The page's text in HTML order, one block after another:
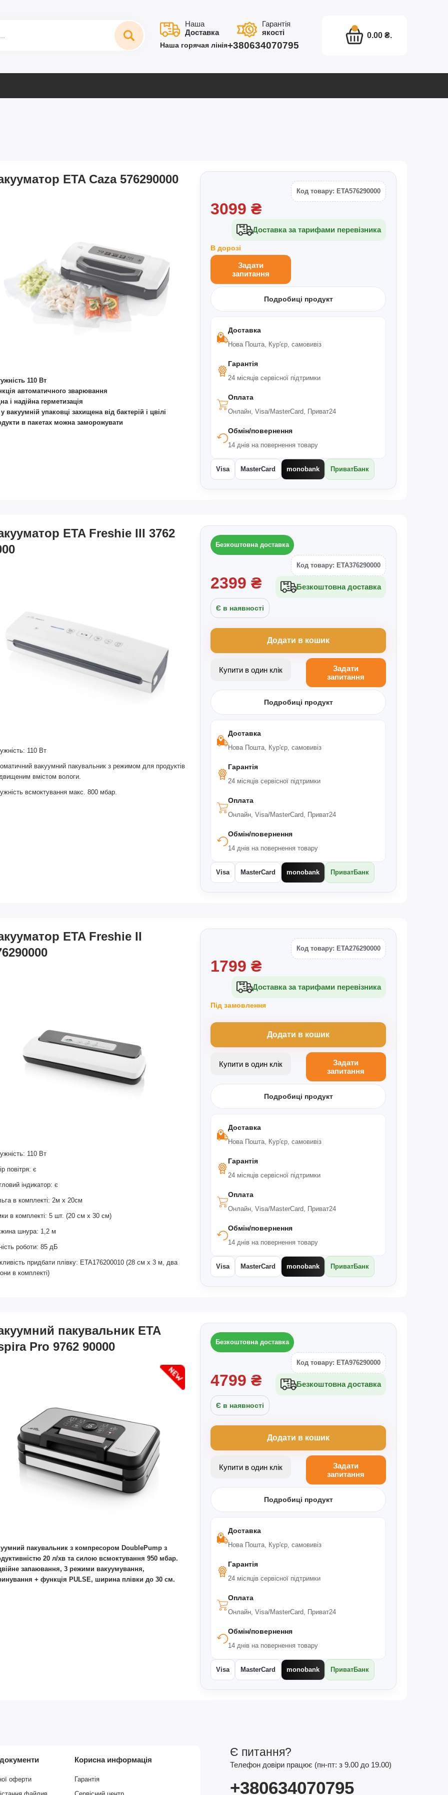
Наша
Доставка
Гарантія
якості
Наша горячая лінія+380634070795
0.00 ₴.
ETA Caza 576290000
110 Вт
автоматичного зварювання
і надійна герметизація
вакуумній упаковці захищена від бактерій і цвілі
в пакетах можна заморожувати
Код товару: ETA576290000
3099₴
Доставка за тарифами перевізника
В дорозі
Задати
запитання
Подробиці продукт
Доставка
Нова Пошта, Кур'єр, самовивіз
Гарантія
24 місяців сервісної підтримки
Оплата
Онлайн, Visa/MasterCard, Приват24
Обмін/повернення
14 днів на повернення товару
Visa MasterCard monobank ПриватБанк
ETA Freshie III 3762
110 Вт
вакуумний пакувальник з режимом для продуктів
вмістом вологи.
всмоктування макс. 800 мбар.
Безкоштовна доставка
Код товару: ETA376290000
2399₴ Безкоштовна доставка
Є в наявності
Додати в кошик
Купити в один клік
Задати
запитання
Подробиці продукт
Доставка
Нова Пошта, Кур'єр, самовивіз
Гарантія
24 місяців сервісної підтримки
Оплата
Онлайн, Visa/MasterCard, Приват24
Обмін/повернення
14 днів на повернення товару
Visa MasterCard monobank ПриватБанк
ETA Freshie II
110 Вт
повітря: є
індикатор: є
в комплекті: 2м х 20см
в комплекті: 5 шт. (20 см x 30 см)
шнура: 1,2 м
роботи: 85 дБ
придбати плівку: ETA176200010 (28 см х 3 м, два
в комплекті)
Код товару: ETA276290000
1799₴
Доставка за тарифами перевізника
Під замовлення
Додати в кошик
Купити в один клік
Задати
запитання
Подробиці продукт
Доставка
Нова Пошта, Кур'єр, самовивіз
Гарантія
24 місяців сервісної підтримки
Оплата
Онлайн, Visa/MasterCard, Приват24
Обмін/повернення
14 днів на повернення товару
Visa MasterCard monobank ПриватБанк
пакувальник ETA
Pro 9762 90000
пакувальник з компресором DoublePump з
20 л/хв та силою всмоктування 950 мбар.
запаювання, 3 режими вакуумування,
+ функція PULSE, ширина плівки до 30 см.
Безкоштовна доставка
Код товару: ETA976290000
4799₴ Безкоштовна доставка
Є в наявності
Додати в кошик
Купити в один клік
Задати
запитання
Подробиці продукт
Доставка
Нова Пошта, Кур'єр, самовивіз
Гарантія
24 місяців сервісної підтримки
Оплата
Онлайн, Visa/MasterCard, Приват24
Обмін/повернення
14 днів на повернення товару
Visa MasterCard monobank ПриватБанк
оферти
Корисна информація
Гарантія
Є питання?
Телефон довіри працює (пн-пт: з 9.00 до 19.00)
+380634070795